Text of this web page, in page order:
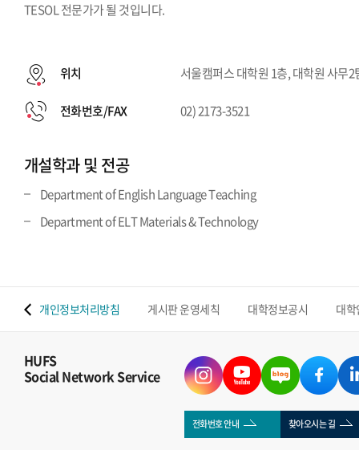
TESOL 전문가가 될 것입니다.
위치 서울캠퍼스 대학원 1층, 대학원 사무2
전화번호/FAX 02) 2173-3521
개설학과 및 전공
Department of English Language Teaching
Department of ELT Materials & Technology
개인정보처리방침 게시판 운영세칙 대학정보공시 대
HUFS
Social Network Service
전화번호 안내 찾아오시는 길